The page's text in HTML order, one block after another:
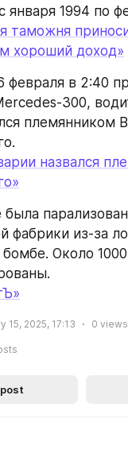
января 1994 по
таможня
хороший доход»
февраля в 2:40
300,
племянником
назвался
фабрики из-за
Около
15, 2025, 17:13 0 views